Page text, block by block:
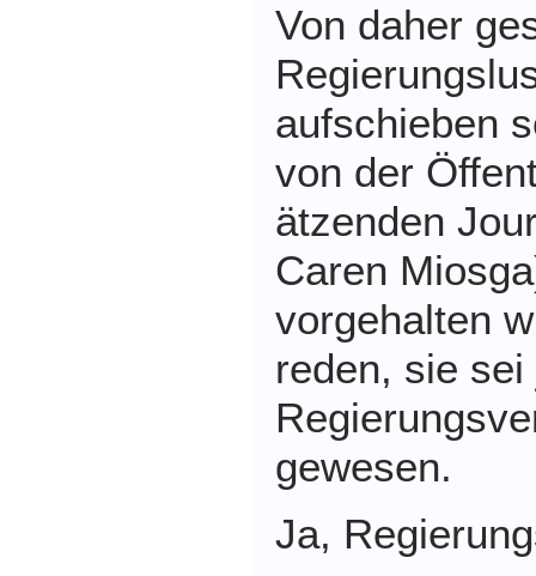
Von daher
aufschieben
von der
ätzenden
Caren
vorgehalten
reden, sie
gewesen.
Ja,